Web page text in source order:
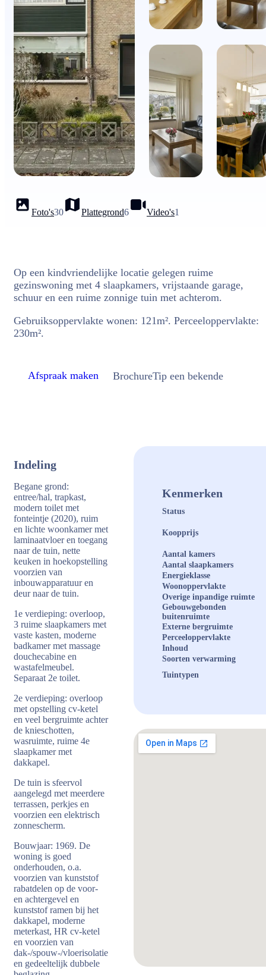
Foto's30 Plattegrond6 Video's1
Op een kindvriendelijke locatie gelegen ruime
gezinswoning met 4 slaapkamers, vrijstaande garage,
schuur en een ruime zonnige tuin met achterom.
Gebruiksoppervlakte wonen: 121m². Perceeloppervlakte:
230m².
Afspraak maken BrochureTip een bekende
Indeling
Begane grond:
entree/hal, trapkast,
modern toilet met
fonteintje (2020), ruim
en lichte woonkamer met
laminaatvloer en toegang
naar de tuin, nette
keuken in hoekopstelling
voorzien van
inbouwapparatuur en
deur naar de tuin.
1e verdieping: overloop,
3 ruime slaapkamers met
vaste kasten, moderne
badkamer met massage
douchecabine en
wastafelmeubel.
Separaat 2e toilet.
2e verdieping: overloop
met opstelling cv-ketel
en veel bergruimte achter
de knieschotten,
wasruimte, ruime 4e
slaapkamer met
dakkapel.
De tuin is sfeervol
aangelegd met meerdere
terrassen, perkjes en
voorzien een elektrisch
zonnescherm.
Bouwjaar: 1969. De
woning is goed
onderhouden, o.a.
voorzien van kunststof
rabatdelen op de voor-
en achtergevel en
kunststof ramen bij het
dakkapel, moderne
meterkast, HR cv-ketel
en voorzien van
dak-/spouw-/vloerisolatie
en gedeeltelijk dubbele
Kenmerken
Status
Koopprijs
Aantal kamers
Aantal slaapkamers
Energieklasse
Woonoppervlakte
Overige inpandige ruimte
Gebouwgebonden
buitenruimte
Externe bergruimte
Perceeloppervlakte
Inhoud
Soorten verwarming
Tuintypen